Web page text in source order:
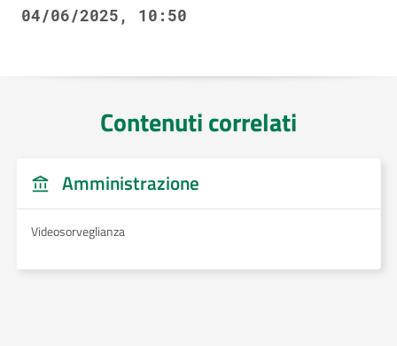
04/06/2025, 10:50
Contenuti correlati
Amministrazione
Videosorveglianza